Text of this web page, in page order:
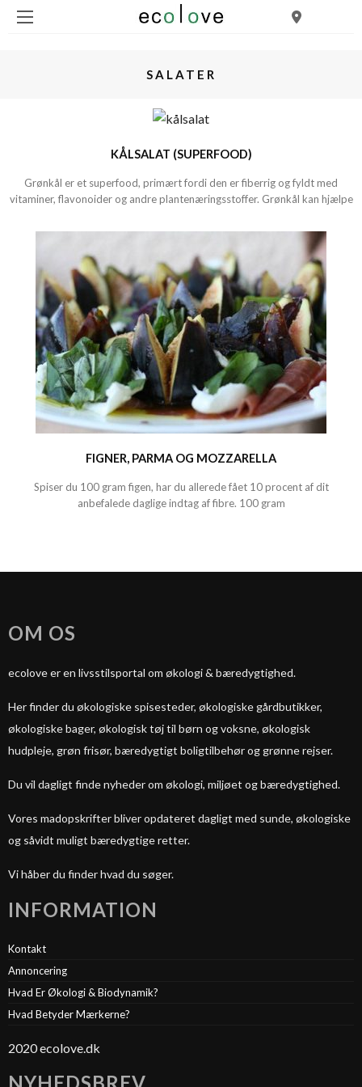
SALATER
KÅLSALAT (SUPERFOOD)
Grønkål er et superfood, primært fordi den er fiberrig og fyldt med
vitaminer, flavonoider og andre plantenæringsstoffer. Grønkål kan hjælpe
FIGNER, PARMA OG MOZZARELLA
Spiser du 100 gram figen, har du allerede fået 10 procent af dit
anbefalede daglige indtag af fibre. 100 gram
OM OS
ecolove er en livsstilsportal om økologi & bæredygtighed.
Her finder du økologiske spisesteder, økologiske gårdbutikker,
økologiske bager, økologisk tøj til børn og voksne, økologisk
hudpleje, grøn frisør, bæredygtigt boligtilbehør og grønne rejser.
Du vil dagligt finde nyheder om økologi, miljøet og bæredygtighed.
Vores madopskrifter bliver opdateret dagligt med sunde, økologiske
og såvidt muligt bæredygtige retter.
Vi håber du finder hvad du søger.
INFORMATION
Kontakt
Annoncering
Hvad Er Økologi & Biodynamik?
Hvad Betyder Mærkerne?
2020 ecolove.dk